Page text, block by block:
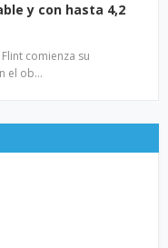
y con hasta 4,2
comienza su
el ob…